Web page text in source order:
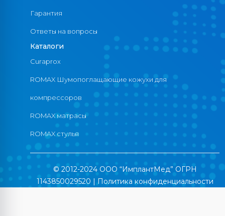
Гарантия
Ответы на вопросы
Каталоги
Curaprox
ROMAX Шумопоглащающие кожухи для
компрессоров
ROMAX матрасы
ROMAX стулья
© 2012-2024 ООО “ИмплантМед” ОГРН
1143850029520 |Политика конфиденциальности